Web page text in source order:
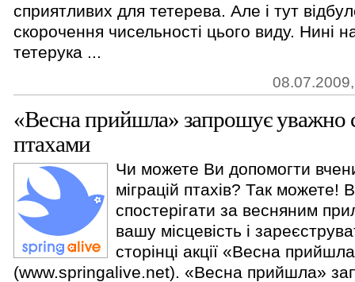
сприятливих для тетерева. Але і тут
скорочення чисельності цього виду. Нині
тетерука ...
«Весна прийшла» запрошує уважно
птахами
Чи можете Ви допомогти
міграцій птахів? Так можете!
спостерігати за весняним
вашу місцевість і
сторінці акції «Весна
(www.springalive.net). «Весна прийшла»